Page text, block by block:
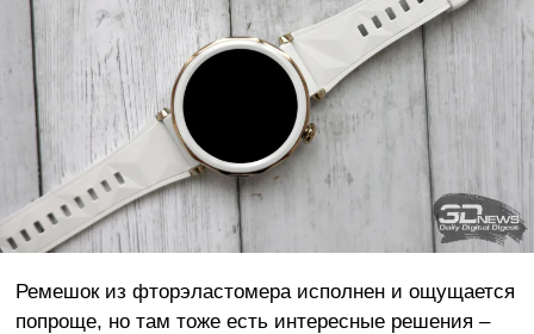
Ремешок из фторэластомера исполнен и ощущается
попроще, но там тоже есть интересные решения –